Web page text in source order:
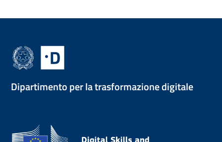
Dipartimento per la trasformazione digitale